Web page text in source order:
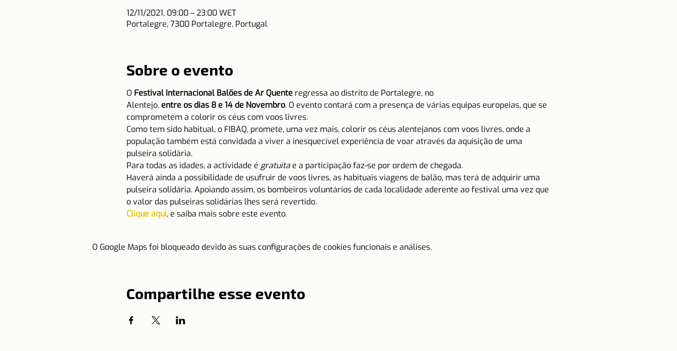
12/11/2021, 09:00 – 23:00 WET
Portalegre, 7300 Portalegre, Portugal
Sobre o evento
O Festival Internacional Balões de Ar Quente regressa ao distrito de Portalegre, no
Alentejo, entre os dias 8 e 14 de Novembro. O evento contará com a presença de várias equipas europeias, que se
comprometem a colorir os céus com voos livres.
Como tem sido habitual, o FIBAQ, promete, uma vez mais, colorir os céus alentejanos com voos livres, onde a
população também está convidada a viver a inesquecível experiência de voar através da aquisição de uma
pulseira solidária.
Para todas as idades, a actividade é gratuita e a participação faz-se por ordem de chegada.
Haverá ainda a possibilidade de usufruir de voos livres, as habituais viagens de balão, mas terá de adquirir uma
pulseira solidária. Apoiando assim, os bombeiros voluntários de cada localidade aderente ao festival uma vez que
o valor das pulseiras solidárias lhes será revertido.
Clique aqui, e saiba mais sobre este evento.
O Google Maps foi bloqueado devido às suas configurações de cookies funcionais e análises.
Compartilhe esse evento